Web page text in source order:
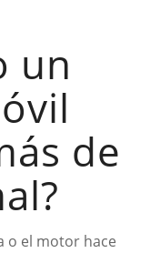
un
de
o el motor hace